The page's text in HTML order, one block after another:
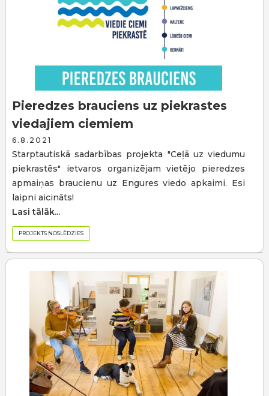
Pieredzes brauciens uz piekrastes
viedajiem ciemiem
6.8.2021
Starptautiskā sadarbības projekta "Ceļā uz viedumu
piekrastēs" ietvaros organizējam vietējo pieredzes
apmaiņas braucienu uz Engures viedo apkaimi. Esi
laipni aicināts!
Lasi tālāk...
PROJEKTS NOSLĒDZIES